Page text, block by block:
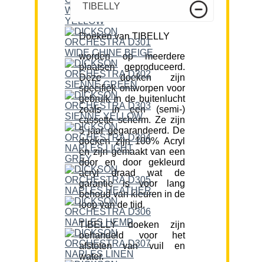
TIBELLY
Doeken van TIBELLY
worden op meerdere
plaatsen geproduceerd.
Deze doeken zijn
specifiek ontworpen voor
gebruik in de buitenlucht
zoals in een (semi-)
cassette scherm. Ze zijn
5 jaar gegarandeerd. De
doeken zijn 100% Acryl
en zijn gemaakt van een
door en door gekleurd
acryl draad wat de
garantie is voor lang
behoud van kleuren in de
loop van de tijd.
TIBELLY doeken zijn
behandeld voor het
afstoten van vuil en
water.